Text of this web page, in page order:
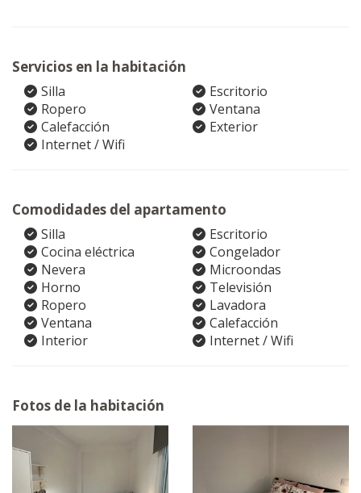
Servicios en la habitación
Silla
Escritorio
Ropero
Ventana
Calefacción
Exterior
Internet / Wifi
Comodidades del apartamento
Silla
Escritorio
Cocina eléctrica
Congelador
Nevera
Microondas
Horno
Televisión
Ropero
Lavadora
Ventana
Calefacción
Interior
Internet / Wifi
Fotos de la habitación